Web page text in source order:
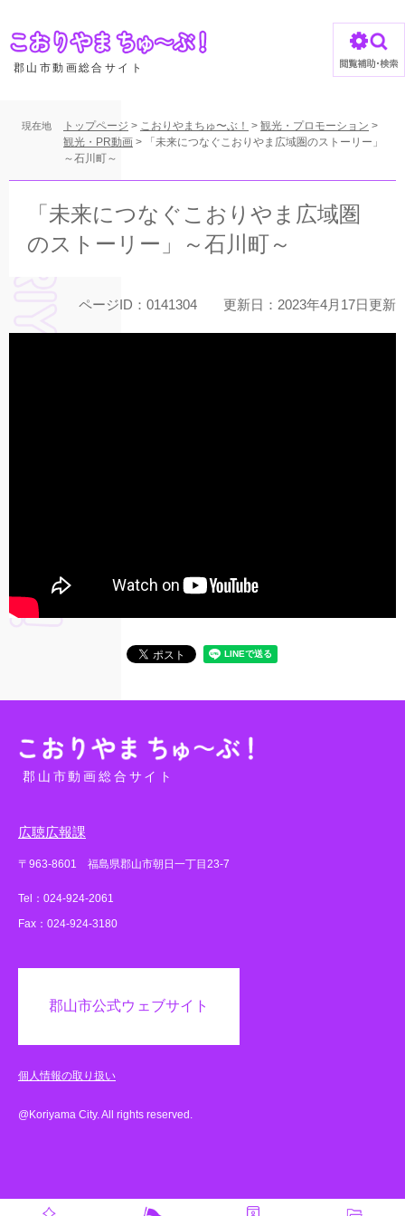
ジ
郡山市動画総合サイト
現在地 トップページ > こおりやまちゅ〜ぶ！ > 観光・プロモーション >
観光・PR動画 >
「未来につなぐこおりやま広域圏のストーリー」
～石川町～
「未来につなぐこおりやま広域圏
のストーリー」～石川町～
ページID：0141304 更新日：2023年4月17日更新
郡山市動画総合サイト
広聴広報課
〒963-8601 福島県郡山市朝日一丁目23-7
Tel：024-924-2061
Fax：024-924-3180
郡山市公式ウェブサイト
個人情報の取り扱い
@Koriyama City. All rights reserved.